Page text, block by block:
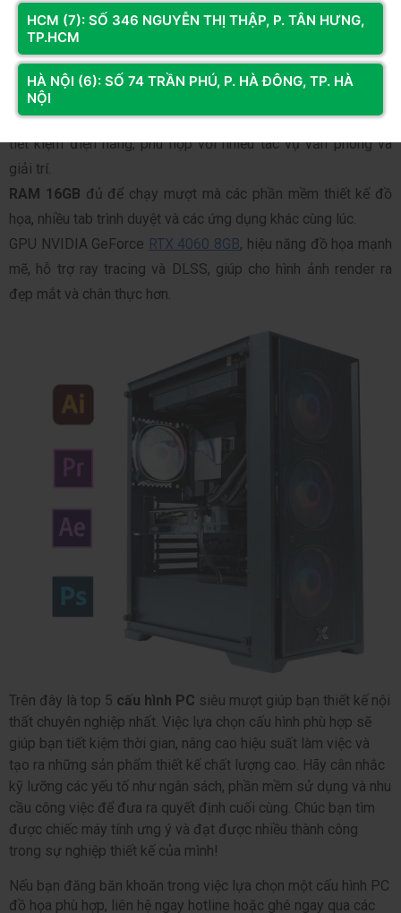
độ đọc ghi dữ liệu cực nhanh, giúp máy khởi động và mở ứng
dụng nhanh hơn.
CORE I5 12400F | RAM 16G | RTX 4060 8G| NVME
250G
CPU Intel Core i5-12400F, với hiệu năng xử lý đa nhiệm tốt,
tiết kiệm điện năng, phù hợp với nhiều tác vụ văn phòng và
giải trí.
RAM 16GB đủ để chạy mượt mà các phần mềm thiết kế đồ
họa, nhiều tab trình duyệt và các ứng dụng khác cùng lúc.
GPU NVIDIA GeForce RTX 4060 8GB, hiệu năng đồ họa mạnh
mẽ, hỗ trợ ray tracing và DLSS, giúp cho hình ảnh render ra
đẹp mắt và chân thực hơn.
Trên đây là top 5 cấu hình PC siêu mượt giúp bạn thiết kế nội
thất chuyên nghiệp nhất. Việc lựa chọn cấu hình phù hợp sẽ
giúp bạn tiết kiệm thời gian, nâng cao hiệu suất làm việc và
tạo ra những sản phẩm thiết kế chất lượng cao. Hãy cân nhắc
kỹ lưỡng các yếu tố như ngân sách, phần mềm sử dụng và nhu
cầu công việc để đưa ra quyết định cuối cùng. Chúc bạn tìm
được chiếc máy tính ưng ý và đạt được nhiều thành công
trong sự nghiệp thiết kế của mình!
Nếu bạn đăng băn khoăn trong việc lựa chọn một cấu hình PC
đồ họa phù hợp, liên hệ ngay hotline hoặc ghé ngay qua các
HCM (7): SỐ 346 NGUYỄN THỊ THẬP, P. TÂN HƯNG,
TP.HCM
HÀ NỘI (6): SỐ 74 TRẦN PHÚ, P. HÀ ĐÔNG, TP. HÀ
NỘI